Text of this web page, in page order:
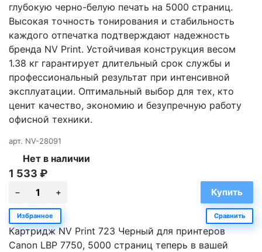
глубокую черно-белую печать на 5000 страниц.
Высокая точность тонирования и стабильность
каждого отпечатка подтверждают надежность
бренда NV Print. Устойчивая конструкция весом
1.38 кг гарантирует длительный срок службы и
профессиональный результат при интенсивной
эксплуатации. Оптимальный выбор для тех, кто
ценит качество, экономию и безупречную работу
офисной техники.
арт. NV-28091
Нет в наличии
1 533 ₽
Избранное Сравнить
Картридж NV Print 723 Черный для принтеров
Canon LBP 7750, 5000 страниц теперь в вашей